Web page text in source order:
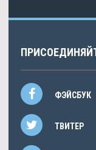
ФЭЙСБУК
ТВИТЕР